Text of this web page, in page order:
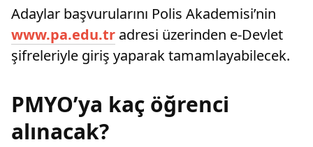
Adaylar başvurularını Polis Akademisi’nin
www.pa.edu.tr adresi üzerinden e-Devlet
şifreleriyle giriş yaparak tamamlayabilecek.
PMYO’ya kaç öğrenci
alınacak?